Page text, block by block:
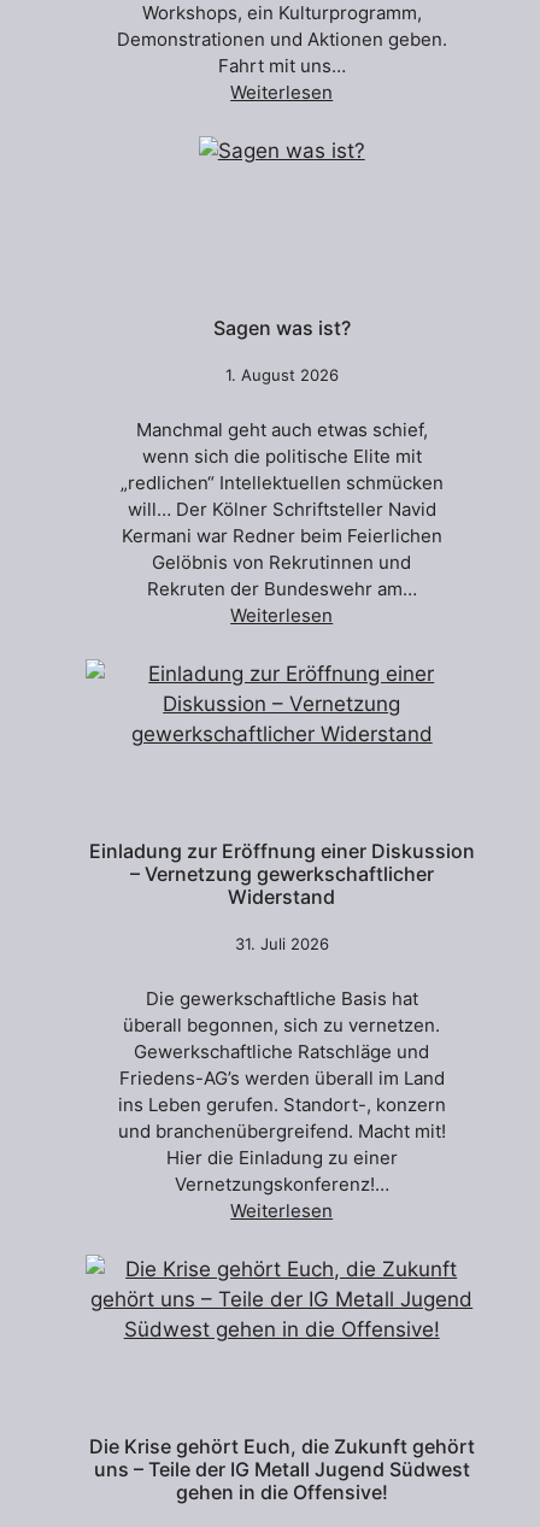
Workshops, ein Kulturprogramm,
Demonstrationen und Aktionen geben.
Fahrt mit uns…
Weiterlesen
Sagen was ist?
1. August 2026
Manchmal geht auch etwas schief,
wenn sich die politische Elite mit
„redlichen“ Intellektuellen schmücken
will… Der Kölner Schriftsteller Navid
Kermani war Redner beim Feierlichen
Gelöbnis von Rekrutinnen und
Rekruten der Bundeswehr am…
Weiterlesen
Einladung zur Eröffnung einer Diskussion
– Vernetzung gewerkschaftlicher
Widerstand
31. Juli 2026
Die gewerkschaftliche Basis hat
überall begonnen, sich zu vernetzen.
Gewerkschaftliche Ratschläge und
Friedens-AG’s werden überall im Land
ins Leben gerufen. Standort-, konzern
und branchenübergreifend. Macht mit!
Hier die Einladung zu einer
Vernetzungskonferenz!…
Weiterlesen
Die Krise gehört Euch, die Zukunft gehört
uns – Teile der IG Metall Jugend Südwest
gehen in die Offensive!